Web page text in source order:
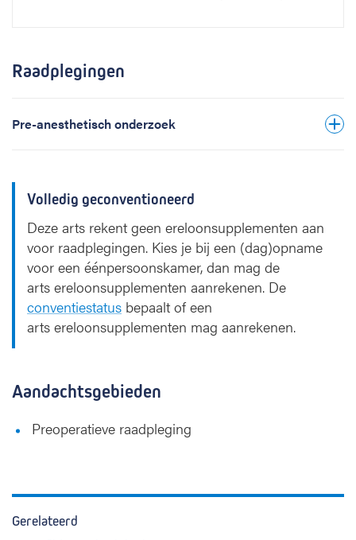
Raadplegingen
Pre-anesthetisch onderzoek
Volledig geconventioneerd
Deze arts rekent geen ereloonsupplementen aan
voor raadplegingen. Kies je bij een (dag)opname
voor een éénpersoonskamer, dan mag de
arts ereloonsupplementen aanrekenen. De
conventiestatus bepaalt of een
arts ereloonsupplementen mag aanrekenen.
Aandachtsgebieden
Preoperatieve raadpleging
Gerelateerd